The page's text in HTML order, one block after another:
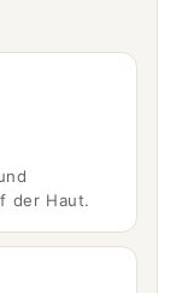
der Haut.